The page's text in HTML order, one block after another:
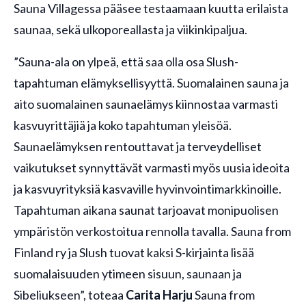
Sauna Villagessa pääsee testaamaan kuutta erilaista
saunaa, sekä ulkoporeallasta ja viikinkipaljua.
”Sauna-ala on ylpeä, että saa olla osa Slush-
tapahtuman elämyksellisyyttä. Suomalainen sauna ja
aito suomalainen saunaelämys kiinnostaa varmasti
kasvuyrittäjiä ja koko tapahtuman yleisöä.
Saunaelämyksen rentouttavat ja terveydelliset
vaikutukset synnyttävät varmasti myös uusia ideoita
ja kasvuyrityksiä kasvaville hyvinvointimarkkinoille.
Tapahtuman aikana saunat tarjoavat monipuolisen
ympäristön verkostoitua rennolla tavalla. Sauna from
Finland ry ja Slush tuovat kaksi S-kirjainta lisää
suomalaisuuden ytimeen sisuun, saunaan ja
Sibeliukseen”, toteaa Carita HarjuSauna from